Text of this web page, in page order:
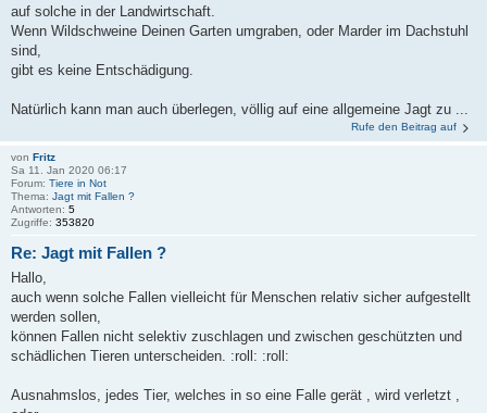
auf solche in der Landwirtschaft.
Wenn Wildschweine Deinen Garten umgraben, oder Marder im Dachstuhl
sind,
gibt es keine Entschädigung.
Natürlich kann man auch überlegen, völlig auf eine allgemeine Jagt zu ...
Rufe den Beitrag auf
von Fritz
Sa 11. Jan 2020 06:17
Forum: Tiere in Not
Thema: Jagt mit Fallen ?
Antworten: 5
Zugriffe: 353820
Re: Jagt mit Fallen ?
Hallo,
auch wenn solche Fallen vielleicht für Menschen relativ sicher aufgestellt
werden sollen,
können Fallen nicht selektiv zuschlagen und zwischen geschützten und
schädlichen Tieren unterscheiden. :roll: :roll:
Ausnahmslos, jedes Tier, welches in so eine Falle gerät , wird verletzt ,